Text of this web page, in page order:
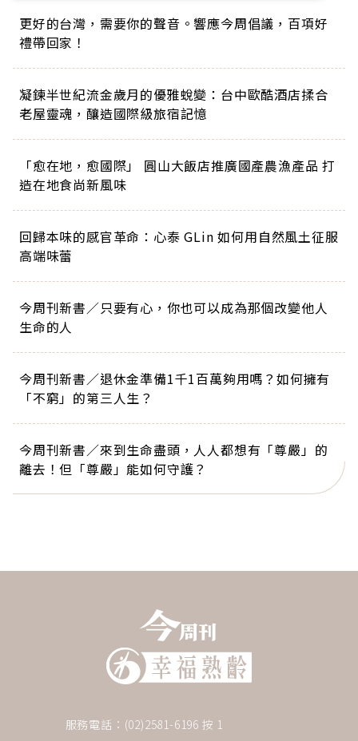
更好的台灣，需要你的聲音。響應今周倡議，百項好
禮帶回家！
凝鍊半世紀流金歲月的優雅蛻變：台中歐酷酒店揉合
老屋靈魂，釀造國際級旅宿記憶
「愈在地，愈國際」 圓山大飯店推廣國產農漁產品 打
造在地食尚新風味
回歸本味的感官革命：心泰 GLin 如何用自然風土征服
高端味蕾
今周刊新書／只要有心，你也可以成為那個改變他人
生命的人
今周刊新書／退休金準備1千1百萬夠用嗎？如何擁有
「不窮」的第三人生？
今周刊新書／來到生命盡頭，人人都想有「尊嚴」的
離去！但「尊嚴」能如何守護？
服務電話：(02)2581-6196 按 1